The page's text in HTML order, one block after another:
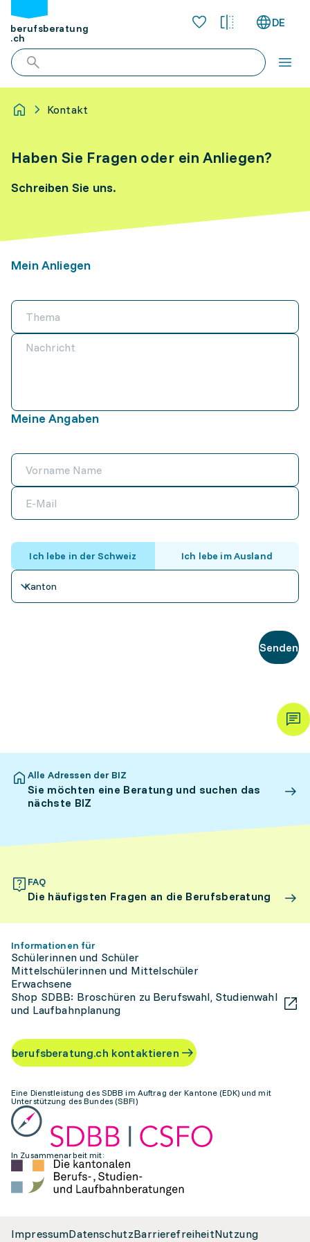
berufsberatung
.ch
DE
Kontakt
Haben Sie Fragen oder ein Anliegen?
Schreiben Sie uns.
Mein Anliegen
Meine Angaben
Ich lebe in der Schweiz Ich lebe im Ausland
Kanton
Senden
Alle Adressen der BIZ
Sie möchten eine Beratung und suchen das
nächste BIZ
FAQ
Die häufigsten Fragen an die Berufsberatung
Informationen für
Schülerinnen und Schüler
Mittelschülerinnen und Mittelschüler
Erwachsene
Shop SDBB: Broschüren zu Berufswahl, Studienwahl
und Laufbahnplanung
berufsberatung.ch kontaktieren
Eine Dienstleistung des SDBB im Auftrag der Kantone (EDK) und mit
Unterstützung des Bundes (SBFI)
In Zusammenarbeit mit:
ImpressumDatenschutzBarrierefreiheitNutzung